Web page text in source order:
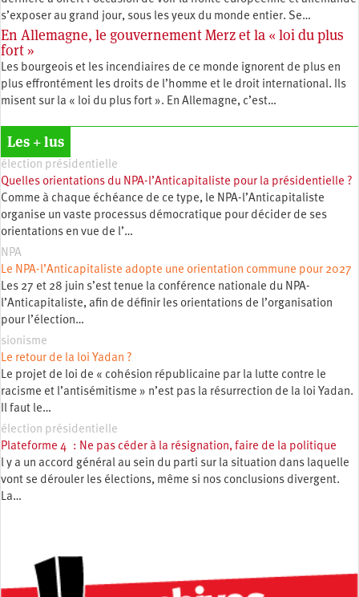
s’exposer au grand jour, sous les yeux du monde entier. Se…
En Allemagne, le gouvernement Merz et la « loi du plus
fort »
Les bourgeois et les incendiaires de ce monde ignorent de plus en
plus effrontément les droits de l’homme et le droit international. Ils
misent sur la « loi du plus fort ». En Allemagne, c’est…
Les + lus
élection présidentielle
Quelles orientations du NPA-l’Anticapitaliste pour la présidentielle ?
Comme à chaque échéance de ce type, le NPA-l’Anticapitaliste
organise un vaste processus démocratique pour décider de ses
orientations en vue de l’…
NPA
Le NPA-l’Anticapitaliste adopte une orientation commune pour 2027
Les 27 et 28 juin s’est tenue la conférence nationale du NPA-
l’Anticapitaliste, afin de définir les orientations de l’organisation
pour l’élection…
sionisme
Le retour de la loi Yadan ?
Le projet de loi de « cohésion républicaine par la lutte contre le
racisme et l’antisémitisme » n’est pas la résurrection de la loi Yadan.
Il faut le…
élection présidentielle
Plateforme 4 : Ne pas céder à la résignation, faire de la politique
l y a un accord général au sein du parti sur la situation dans laquelle
vont se dérouler les élections, même si nos conclusions divergent.
La…